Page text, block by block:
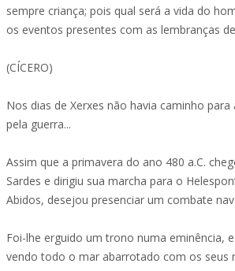
sempre criança; pois qual será a vida do
os eventos presentes com as lembranças
(CÍCERO)
Nos dias de Xerxes não havia caminho
pela guerra...
Assim que a primavera do ano 480 a.C.
Sardes e dirigiu sua marcha para o
Abidos, desejou presenciar um combate
Foi-lhe erguido um trono numa eminência,
vendo todo o mar abarrotado com os seus